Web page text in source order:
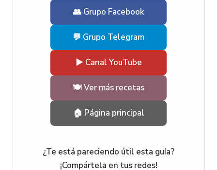
👥 Grupo Facebook
💬 Grupo Telegram
▶️ Canal YouTube
🍽️ Ver más recetas
🏠 Página principal
¿Te está pareciendo útil esta guía?
¡Compártela en tus redes!